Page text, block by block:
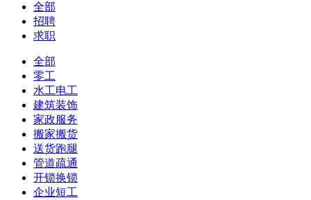
全部
招聘
求职
全部
零工
水工电工
建筑装饰
家政服务
搬家搬货
送货跑腿
管道疏通
开锁换锁
企业短工